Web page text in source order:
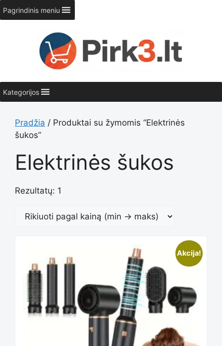
Pereiti
prie
turinio
Pagrindinis meniu
Kategorijos
Pradžia / Produktai su žymomis “Elektrinės
šukos”
Elektrinės šukos
Rezultatų: 1
Akcija!